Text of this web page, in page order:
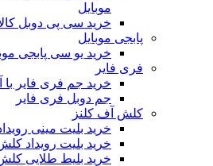
موبایل
خرید سی پی دوبل
پابجی موبایل
خرید یو سی پابجی
فری فایر
خرید جم فری فایر با
جم دوبل فری فایر
کلش آف کلنز
خرید بلیت مینی
خرید بلیت رویداد
خرید بلیط طلایی